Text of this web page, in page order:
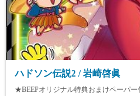
ハドソン伝説2 / 岩崎啓眞
★BEEPオリジナル特典おまけペーパー付 『バンゲリングベイ』のオ